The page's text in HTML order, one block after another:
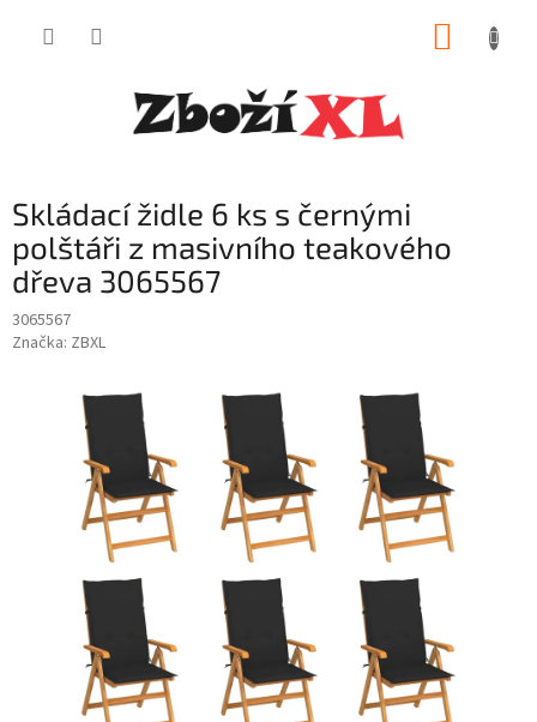
Skládací židle 6 ks s černými
polštáři z masivního teakového
dřeva 3065567
3065567
Značka: ZBXL